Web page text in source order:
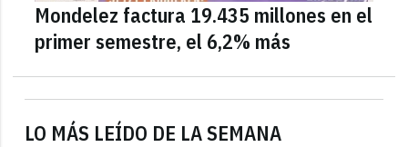
LO MÁS LEÍDO DE LA SEMANA
Mondelez factura 19.435 millones en el
primer semestre, el 6,2% más